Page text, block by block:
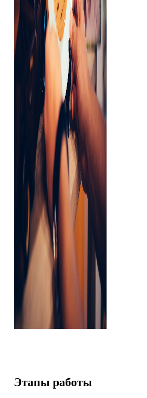
Этапы работы